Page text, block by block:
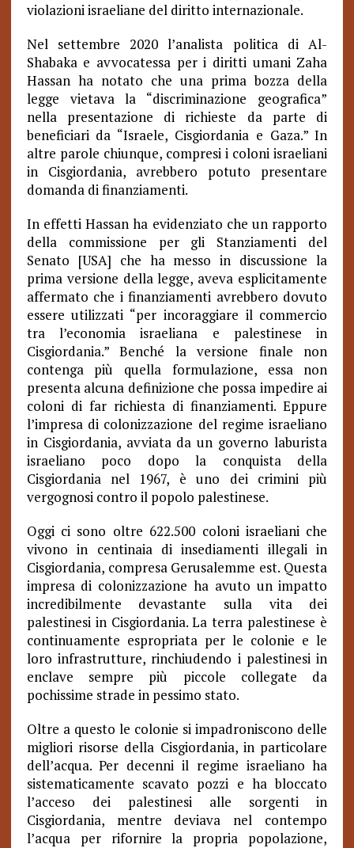
violazioni israeliane del diritto internazionale.
Nel settembre 2020 l’analista politica di Al-
Shabaka e avvocatessa per i diritti umani Zaha
Hassan ha notato che una prima bozza della
legge vietava la “discriminazione geografica”
nella presentazione di richieste da parte di
beneficiari da “Israele, Cisgiordania e Gaza.” In
altre parole chiunque, compresi i coloni israeliani
in Cisgiordania, avrebbero potuto presentare
domanda di finanziamenti.
In effetti Hassan ha evidenziato che un rapporto
della commissione per gli Stanziamenti del
Senato [USA] che ha messo in discussione la
prima versione della legge, aveva esplicitamente
affermato che i finanziamenti avrebbero dovuto
essere utilizzati “per incoraggiare il commercio
tra l’economia israeliana e palestinese in
Cisgiordania.” Benché la versione finale non
contenga più quella formulazione, essa non
presenta alcuna definizione che possa impedire ai
coloni di far richiesta di finanziamenti. Eppure
l’impresa di colonizzazione del regime israeliano
in Cisgiordania, avviata da un governo laburista
israeliano poco dopo la conquista della
Cisgiordania nel 1967, è uno dei crimini più
vergognosi contro il popolo palestinese.
Oggi ci sono oltre 622.500 coloni israeliani che
vivono in centinaia di insediamenti illegali in
Cisgiordania, compresa Gerusalemme est. Questa
impresa di colonizzazione ha avuto un impatto
incredibilmente devastante sulla vita dei
palestinesi in Cisgiordania. La terra palestinese è
continuamente espropriata per le colonie e le
loro infrastrutture, rinchiudendo i palestinesi in
enclave sempre più piccole collegate da
pochissime strade in pessimo stato.
Oltre a questo le colonie si impadroniscono delle
migliori risorse della Cisgiordania, in particolare
dell’acqua. Per decenni il regime israeliano ha
sistematicamente scavato pozzi e ha bloccato
l’acceso dei palestinesi alle sorgenti in
Cisgiordania, mentre deviava nel contempo
l’acqua per rifornire la propria popolazione,